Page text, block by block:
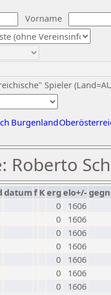
Vorname
Spieler
Burgenland
Roberto
datumf Kerg elo+/-
0
1606
0
1606
0
1606
0
1606
0
1606
0
1606
0 1606